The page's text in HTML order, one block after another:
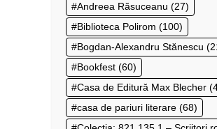
Andreea Răsuceanu (27)
Biblioteca Polirom (100)
Bogdan-Alexandru Stănescu
Bookfest (60)
Casa de Editură Max Blecher
casa de pariuri literare (68)